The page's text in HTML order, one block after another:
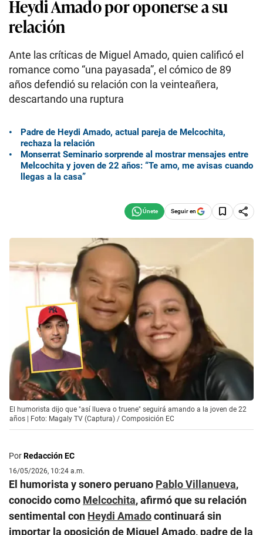
Heydi Amado por oponerse a su
relación
Ante las críticas de Miguel Amado, quien calificó el
romance como “una payasada”, el cómico de 89
años defendió su relación con la veinteañera,
descartando una ruptura
Padre de Heydi Amado, actual pareja de Melcochita,
rechaza la relación
Monserrat Seminario sorprende al mostrar mensajes entre
Melcochita y joven de 22 años: “Te amo, me avisas cuando
llegas a la casa”
Seguir en
El humorista dijo que "así llueva o truene" seguirá amando a la joven de 22
años | Foto: Magaly TV (Captura) / Composición EC
PorRedacción EC
16/05/2026, 10:24 a.m.
El humorista y sonero peruano Pablo Villanueva,
conocido como Melcochita, afirmó que su relación
sentimental con Heydi Amadocontinuará sin
importar la oposición de Miguel Amado, padre de la